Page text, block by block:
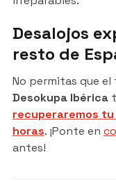
Desalojos
resto de
No permitas que
Desokupa Ibérica
recuperaremos tu
horas. ¡Ponte en
antes!